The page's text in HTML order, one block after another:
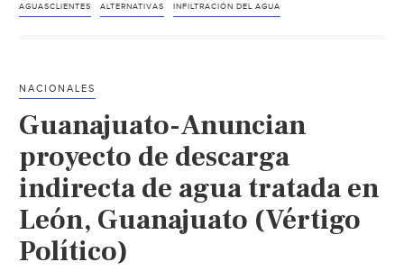
agua
(Heraldo)
AGUASCLIENTES ALTERNATIVAS INFILTRACIÓN DEL AGUA
NACIONALES
Guanajuato-Anuncian
proyecto de descarga
indirecta de agua tratada en
León, Guanajuato (Vértigo
Político)